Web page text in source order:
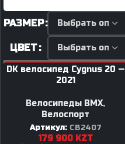
РАЗМЕР
ЦВЕТ
DK велосипед Cygnus 20 —
2021
Велосипеды BMX,
Велоспорт
Артикул: CB2407
179 900 KZT